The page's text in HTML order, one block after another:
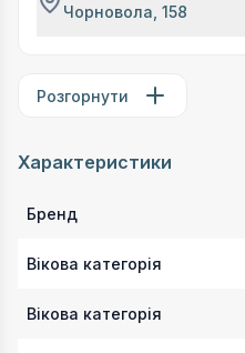
Чорновола, 158
Розгорнути
Характеристики
Бренд
Вікова категорія
Вікова категорія